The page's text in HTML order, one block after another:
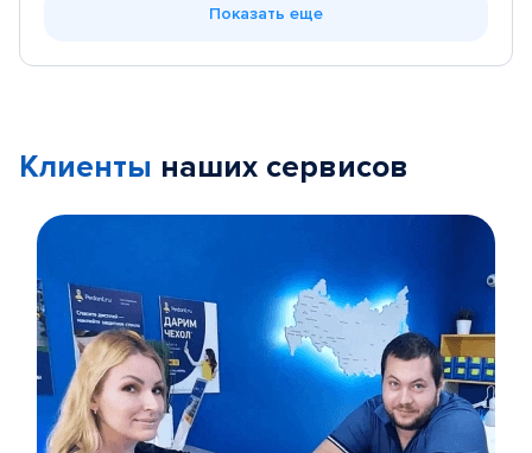
Показать еще
Клиенты наших сервисов